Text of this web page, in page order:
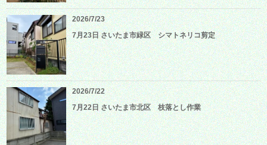
2026/7/23
7月23日 さいたま市緑区 シマトネリコ剪定
2026/7/22
7月22日 さいたま市北区 枝落とし作業